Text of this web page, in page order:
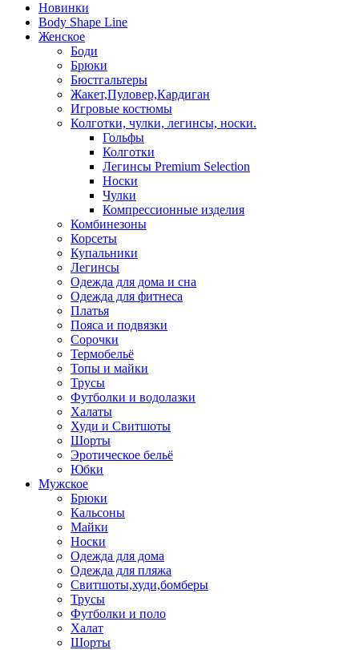
Новинки
Body Shape Line
Женское
Боди
Брюки
Бюстгальтеры
Жакет,Пуловер,Кардиган
Игровые костюмы
Колготки, чулки, легинсы, носки.
Гольфы
Колготки
Легинсы Premium Selection
Носки
Чулки
Компрессионные изделия
Комбинезоны
Корсеты
Купальники
Легинсы
Одежда для дома и сна
Одежда для фитнеса
Платья
Пояса и подвязки
Сорочки
Термобельё
Топы и майки
Трусы
Футболки и водолазки
Халаты
Худи и Свитшоты
Шорты
Эротическое бельё
Юбки
Мужское
Брюки
Кальсоны
Майки
Носки
Одежда для дома
Одежда для пляжа
Свитшоты,худи,бомберы
Трусы
Футболки и поло
Халат
Шорты